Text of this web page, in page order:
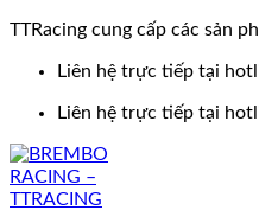
TTRacing cung cấp các sản
Liên hệ trực tiếp tại
Liên hệ trực tiếp tại